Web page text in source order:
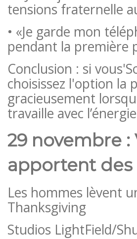
tensions fraternelle
• «Je garde mon
pendant la première
Conclusion : si vous'
choisissez l'option la
gracieusement
travaille avec
29 novembre :
apportent
Les hommes lèvent
Thanksgiving
Studios LightField/